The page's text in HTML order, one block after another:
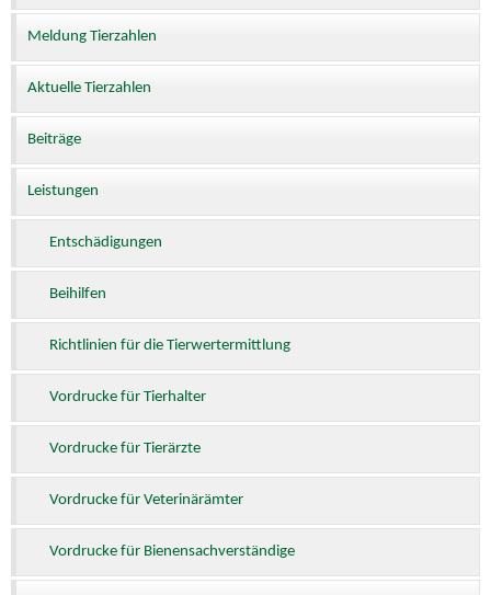
Meldung Tierzahlen
Aktuelle Tierzahlen
Beiträge
Leistungen
Entschädigungen
Beihilfen
Richtlinien für die Tierwertermittlung
Vordrucke für Tierhalter
Vordrucke für Tierärzte
Vordrucke für Veterinärämter
Vordrucke für Bienensachverständige